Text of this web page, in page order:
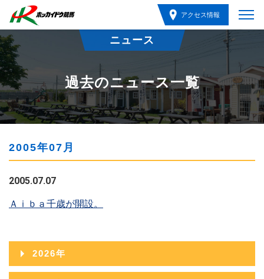
アクセス情報
ニュース
過去のニュース一覧
2005年07月
2005.07.07
Ａｉｂａ千歳が開設。
2026年